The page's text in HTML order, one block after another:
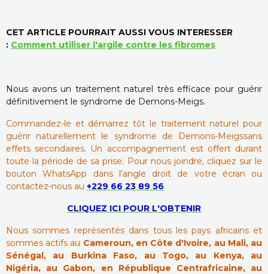
CET ARTICLE POURRAIT AUSSI VOUS INTERESSER
: Comment utiliser l'argile contre les fibromes
Nous avons un traitement naturel très efficace pour guérir
définitivement le syndrome de Demons-Meigs.
Commandez-le et démarrez tôt le traitement naturel pour
guérir naturellement le syndrome de Demons-Meigssans
effets secondaires. Un accompagnement est offert durant
toute la période de sa prise. Pour nous joindre, cliquez sur le
bouton WhatsApp dans l’angle droit de votre écran ou
contactez-nous au +229 66 23 89 56.
CLIQUEZ ICI POUR L'OBTENIR
Nous sommes représentés dans tous les pays africains et
sommes actifs au Cameroun, en Côte d'Ivoire, au Mali, au
Sénégal, au Burkina Faso, au Togo, au Kenya, au
Nigéria, au Gabon, en République Centrafricaine, au